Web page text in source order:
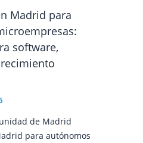
Madrid para
software,
de Madrid
para autónomos